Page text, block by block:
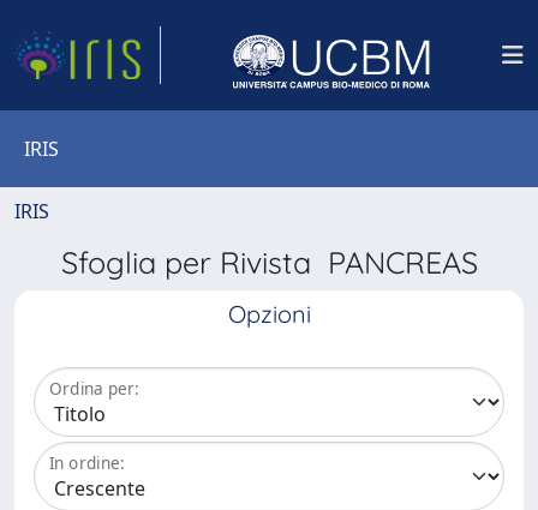
IRIS
IRIS
Sfoglia per Rivista PANCREAS
Opzioni
Ordina per:
In ordine: